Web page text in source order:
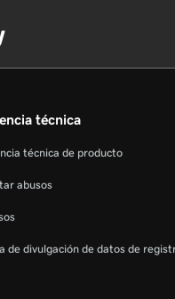
técnica
técnica de producto
abusos
de divulgación de datos de